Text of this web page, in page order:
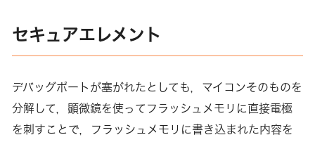
セキュアエレメント
デバッグポートが塞がれたとしても，マイコンそのものを
分解して，顕微鏡を使ってフラッシュメモリに直接電極
を刺すことで，フラッシュメモリに書き込まれた内容を